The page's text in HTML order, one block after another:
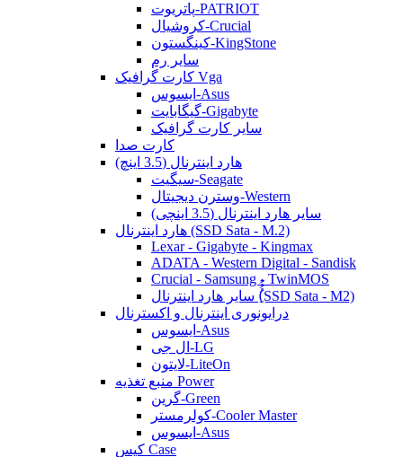
پاتریوت-PATRIOT
کروشیال-Crucial
کینگستون-KingStone
سایر رم
کارت گرافیک Vga
ایسوس-Asus
گیگابایت-Gigabyte
سایر کارت گرافیک
کارت صدا
هارد اینترنال (3.5 اینچ)
سیگیت-Seagate
وسترن دیجیتال-Western
سایر هارد اینترنال (3.5 اینچی)
هارد اینترنال (SSD Sata - M.2)
Lexar - Gigabyte - Kingmax
ADATA - Western Digital - Sandisk
Crucial - Samsung - TwinMOS
سایر هارد اینترنال (ُُُِSSD Sata - M2)
درایونوری اینترنال و اکسترنال
ایسوس-Asus
ال جی-LG
لایتون-LiteOn
منبع تغذیه Power
گرین-Green
کولرمستر-Cooler Master
ایسوس-Asus
کیس Case